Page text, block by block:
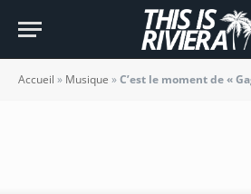
Accueil » Musique »C’est le moment de « Gagner la